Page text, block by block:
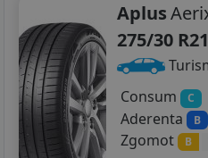
Aplus
275/30
Consum
C
Aderenta B
Zgomot B